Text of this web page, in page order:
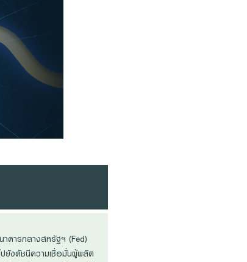
าคารกลางสหรัฐฯ (Fed)
ปยังดัชนีความเชื่อมั่นผู้ผลิต